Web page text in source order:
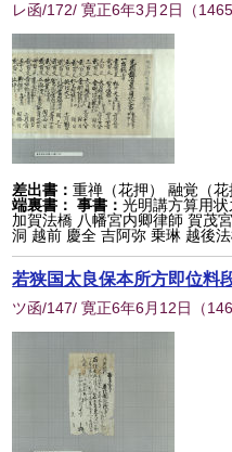
レ函/172/ 寛正6年3月2日 （1465
差出書：重禅（花押） 融覚（花
端裏書： 事書：光明講方算用状
加賀法橋 八幡宮内卿律師 賀茂
洞 越前 慶全 吉阿弥 乗琳 越後法
若狭国太良保本所方即位料
ツ函/147/ 寛正6年6月12日 （